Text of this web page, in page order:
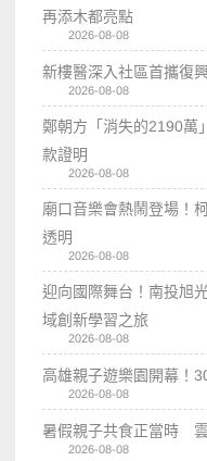
再添木都亮點
2026-08-08
新樓醫深入社區首攜復
2026-08-08
鄭朝方「消失的2190萬
款證明
2026-08-08
廟口音樂會熱鬧登場！
透明
2026-08-08
迎向國際舞台！南投旭
域創新學習之旅
2026-08-08
高雄親子遊樂園開幕！
2026-08-08
暑假親子共食正當時
2026-08-08